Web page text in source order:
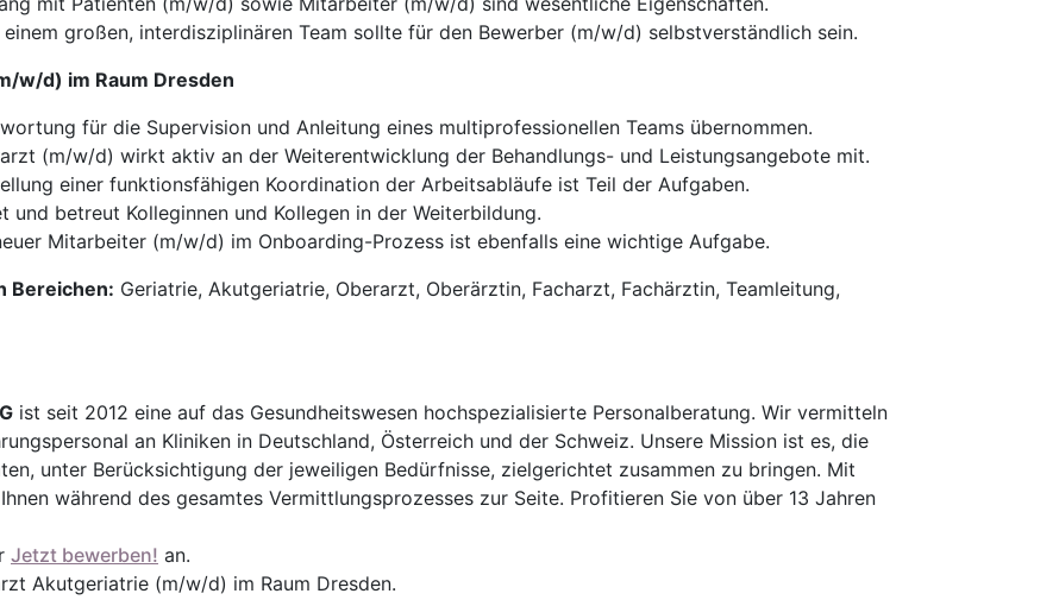
großen, interdisziplinären Team sollte für den Bewerber (m/w/d) selbstverständlich sein.
w/d) im Raum Dresden
für die Supervision und Anleitung eines multi­professionellen Teams übernommen.
(m/w/d) wirkt aktiv an der Weiterentwicklung der Behandlungs- und Leistungsangebote mit.
einer funktionsfähigen Koordination der Arbeitsabläufe ist Teil der Aufgaben.
und betreut Kolleginnen und Kollegen in der Weiterbildung.
Mitarbeiter (m/w/d) im Onboarding-Prozess ist ebenfalls eine wichtige Aufgabe.
Bereichen: Geriatrie, Akutgeriatrie, Oberarzt, Oberärztin, Facharzt, Fachärztin, Teamleitung,
ist seit 2012 eine auf das Gesundheitswesen hochspezialisierte Personalberatung. Wir vermitteln
an Kliniken in Deutschland, Österreich und der Schweiz. Unsere Mission ist es, die
unter Berücksichtigung der jeweiligen Bedürfnisse, zielgerichtet zusammen zu bringen. Mit
während des gesamtes Vermittlungsprozesses zur Seite. Profitieren Sie von über 13 Jahren
Jetzt bewerben! an.
Akutgeriatrie (m/w/d) im Raum Dresden.